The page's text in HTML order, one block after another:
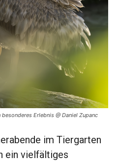
Erlebnis @ Daniel Zupanc
im Tiergarten
ein vielfältiges